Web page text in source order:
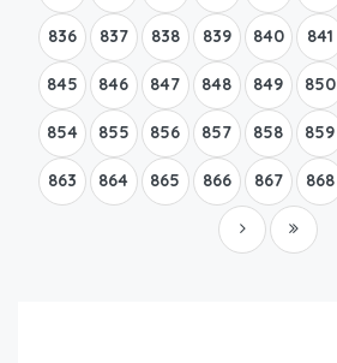
836 837 838 839 840 841
845 846 847 848 849 850
854 855 856 857 858 859
863 864 865 866 867 868